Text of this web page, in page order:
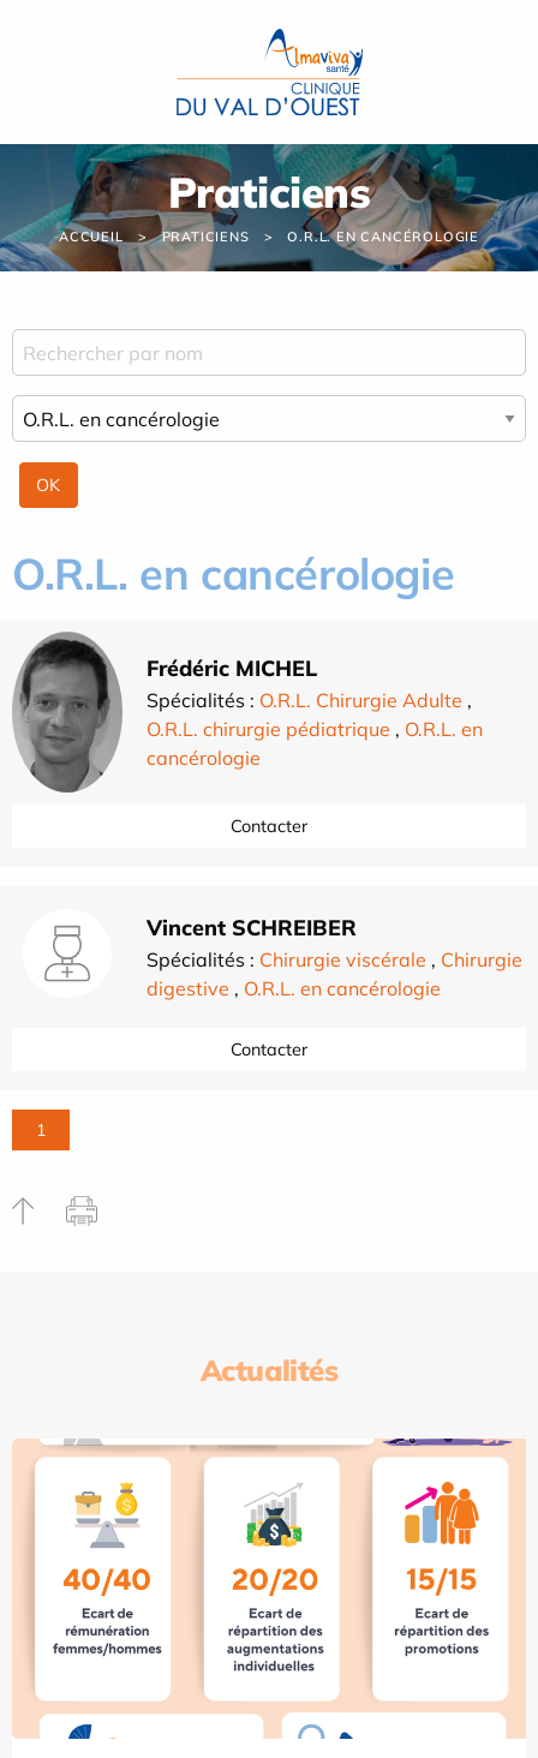
Praticiens
ACCUEIL PRATICIENS O.R.L. EN CANCÉROLOGIE
O.R.L. en cancérologie
Frédéric MICHEL
Spécialités : O.R.L. Chirurgie Adulte ,
O.R.L. chirurgie pédiatrique , O.R.L. en
cancérologie
Contacter
Vincent SCHREIBER
Spécialités : Chirurgie viscérale , Chirurgie
digestive , O.R.L. en cancérologie
Contacter
1
Actualités